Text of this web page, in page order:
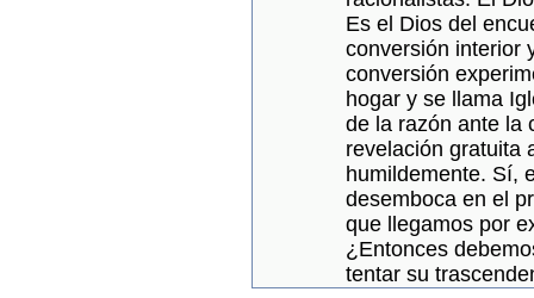
Es el Dios del
conversión interior
conversión
hogar y se llama
de la razón ante la
revelación gratuita
humildemente. Sí,
desemboca en el
que llegamos por
¿Entonces
tentar su